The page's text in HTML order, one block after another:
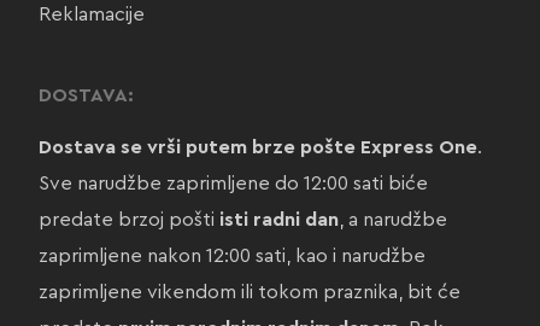
Reklamacije
DOSTAVA:
Dostava se vrši putem brze pošte Express One.
Sve narudžbe zaprimljene do 12:00 sati biće
predate brzoj pošti isti radni dan, a narudžbe
zaprimljene nakon 12:00 sati, kao i narudžbe
zaprimljene vikendom ili tokom praznika, bit će